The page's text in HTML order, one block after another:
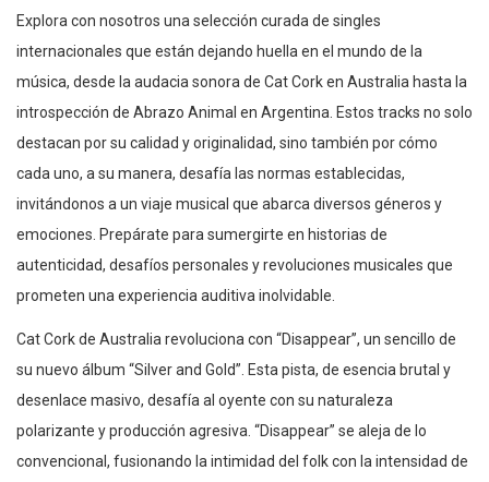
Explora con nosotros una selección curada de singles
internacionales que están dejando huella en el mundo de la
música, desde la audacia sonora de Cat Cork en Australia hasta la
introspección de Abrazo Animal en Argentina. Estos tracks no solo
destacan por su calidad y originalidad, sino también por cómo
cada uno, a su manera, desafía las normas establecidas,
invitándonos a un viaje musical que abarca diversos géneros y
emociones. Prepárate para sumergirte en historias de
autenticidad, desafíos personales y revoluciones musicales que
prometen una experiencia auditiva inolvidable.
Cat Cork de Australia revoluciona con “Disappear”, un sencillo de
su nuevo álbum “Silver and Gold”. Esta pista, de esencia brutal y
desenlace masivo, desafía al oyente con su naturaleza
polarizante y producción agresiva. “Disappear” se aleja de lo
convencional, fusionando la intimidad del folk con la intensidad de